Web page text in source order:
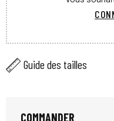
Guide des tailles
COMMANDER